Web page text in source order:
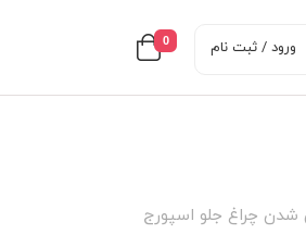
0 ورود / ثبت نام
شدن چراغ جلو اسپورج